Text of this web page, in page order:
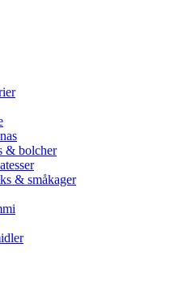
& bolcher
& småkager